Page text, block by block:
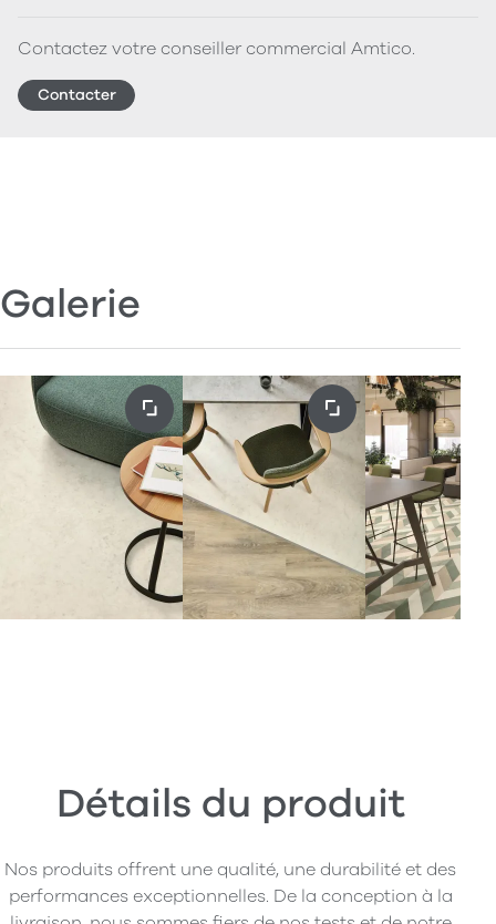
Contactez votre conseiller commercial Amtico.
Contacter
Galerie
Détails du produit
Nos produits offrent une qualité, une durabilité et des
performances exceptionnelles. De la conception à la